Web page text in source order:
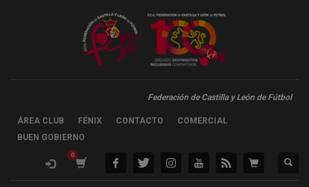
Federación de Castilla y León de Fútbol
ÁREA CLUB FÉNIX CONTACTO
COMERCIAL
BUEN GOBIERNO